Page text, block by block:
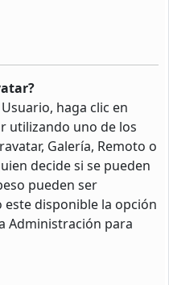
haga clic en
utilizando uno de los
Galería, Remoto o
decide si se pueden
pueden ser
este disponible la opción
Administración para